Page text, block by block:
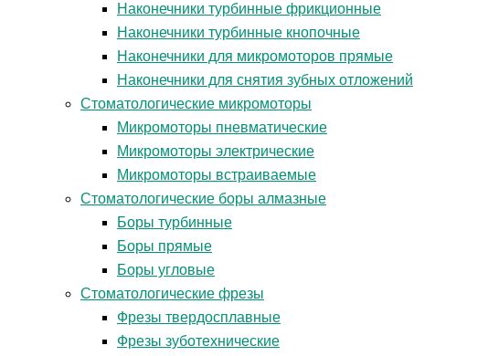
Наконечники турбинные фрикционные
Наконечники турбинные кнопочные
Наконечники для микромоторов прямые
Наконечники для снятия зубных отложений
Стоматологические микромоторы
Микромоторы пневматические
Микромоторы электрические
Микромоторы встраиваемые
Стоматологические боры алмазные
Боры турбинные
Боры прямые
Боры угловые
Стоматологические фрезы
Фрезы твердосплавные
Фрезы зуботехнические